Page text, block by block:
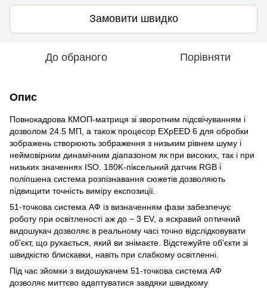
Замовити швидко
До обраного Порівняти
Опис
Повнокадрова КМОП-матриця зі зворотним підсвічуванням і
дозволом 24.5 МП, а також процесор EXpEED 6 для обробки
зображень створюють зображення з низьким рівнем шуму і
неймовірним динамічним діапазоном як при високих, так і при
низьких значеннях ISO. 180K-піксельний датчик RGB і
поліпшена система розпізнавання сюжетів дозволяють
підвищити точність виміру експозиції.
51-точкова система АФ із визначенням фази забезпечує
роботу при освітленості аж до − 3 EV, а яскравий оптичний
видошукач дозволяє в реальному часі точно відслідковувати
об'єкт, що рухається, який ви знімаєте. Відстежуйте об'єкти зі
швидкістю блискавки, навіть при слабкому освітленні.
Під час зйомки з видошукачем 51-точкова система АФ
дозволяє миттєво адаптуватися завдяки швидкому